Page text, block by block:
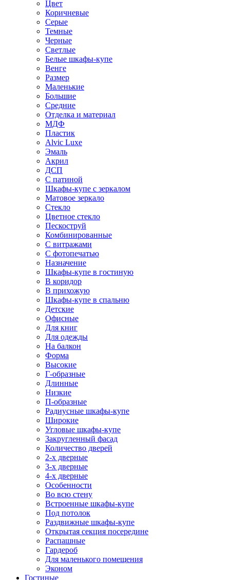
Цвет
Коричневые
Серые
Темные
Черные
Светлые
Белые шкафы-купе
Венге
Размер
Маленькие
Большие
Средние
Отделка и материал
МДФ
Пластик
Alvic Luxe
Эмаль
Акрил
ДСП
С патиной
Шкафы-купе с зеркалом
Матовое зеркало
Стекло
Цветное стекло
Пескоструй
Комбинированные
С витражами
С фотопечатью
Назначение
Шкафы-купе в гостиную
В коридор
В прихожую
Шкафы-купе в спальню
Детские
Офисные
Для книг
Для одежды
На балкон
Форма
Высокие
Г-образные
Длинные
Низкие
П-образные
Радиусные шкафы-купе
Широкие
Угловые шкафы-купе
Закругленный фасад
Количество дверей
2-х дверные
3-х дверные
4-х дверные
Особенности
Во всю стену
Встроенные шкафы-купе
Под потолок
Раздвижные шкафы-купе
Открытая секция посередине
Распашные
Гардероб
Для маленького помещения
Эконом
Гостиные